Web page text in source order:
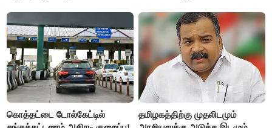
கொத்தட்டை டோல்கேட்டில்
தமிழகத்திற்கு முதலிடமும்